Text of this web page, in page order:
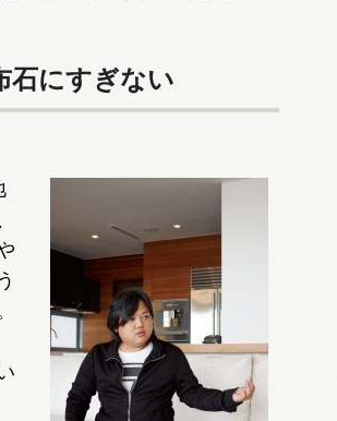
石にすぎない